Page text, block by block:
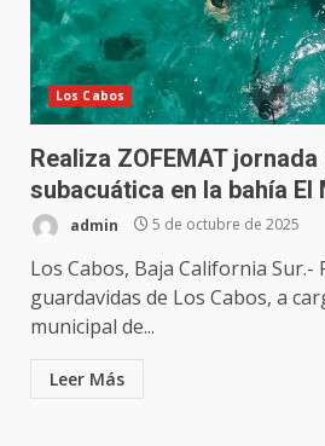
Los Cabos
Realiza ZOFEMAT
subacuática en la bahía El
admin 5 de octubre de 2025
Los Cabos, Baja California Sur.-
guardavidas de Los Cabos, a
municipal de...
Leer Más